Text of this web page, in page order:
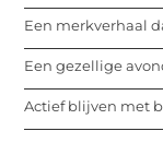
Een merkverhaal
Een gezellige
Actief blijven met